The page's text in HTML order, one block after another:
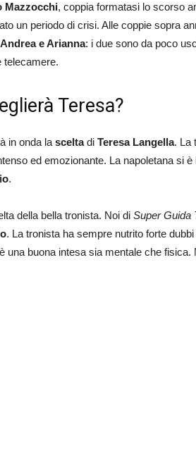
Mazzocchi, coppia formatasi lo scorso
un periodo di crisi. Alle coppie sopra
Andrea e Arianna: i due sono da poco
telecamere.
Teresa?
in onda la sceltadi Teresa Langella. La
ed emozionante. La napoletana si è
.
della bella tronista. Noi di Super Guida
. La tronista ha sempre nutrito forte dubbi
una buona intesa sia mentale che fisica.